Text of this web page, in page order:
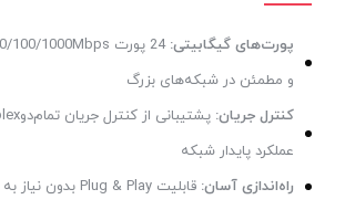
پورت‌های گیگابیتی:
و مطمئن در شبکه‌های بزرگ
کنترل جریان:
عملکرد پایدار شبکه
راه‌اندازی آسان: قابلیت Plug & Play بدون نیاز به نصب نرم‌افزار